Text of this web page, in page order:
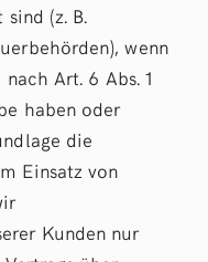
(z. B.
wenn
Art. 6 Abs. 1
haben oder
die
Einsatz von
Kunden nur